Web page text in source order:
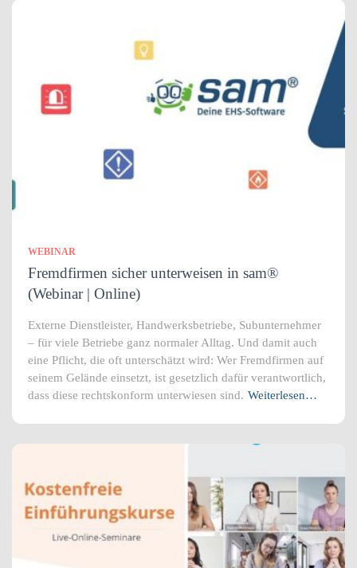
WEBINAR
Fremdfirmen sicher unterweisen in sam®
(Webinar | Online)
Externe Dienstleister, Handwerksbetriebe, Subunternehmer
– für viele Betriebe ganz normaler Alltag. Und damit auch
eine Pflicht, die oft unterschätzt wird: Wer Fremdfirmen auf
seinem Gelände einsetzt, ist gesetzlich dafür verantwortlich,
dass diese rechtskonform unterwiesen sind. Weiterlesen…